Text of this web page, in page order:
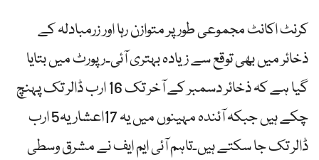
کرنٹ اکانٹ مجموعی طور پر متوازن رہا اور زرمبادلہ کے
ذخائر میں بھی توقع سے زیادہ بہتری آئی۔رپورٹ میں بتایا
گیا ہے کہ ذخائر دسمبر کے آخر تک 16 ارب ڈالر تک پہنچ
چکے ہیں جبکہ آئندہ مہینوں میں یہ 17اعشاریہ5 ارب
ڈالر تک جا سکتے ہیں۔تاہم آئی ایم ایف نے مشرق وسطی